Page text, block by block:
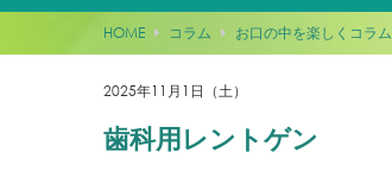
HOME コラム お口の中を楽しくコラム
2025年11月1日（土）
歯科用レントゲン